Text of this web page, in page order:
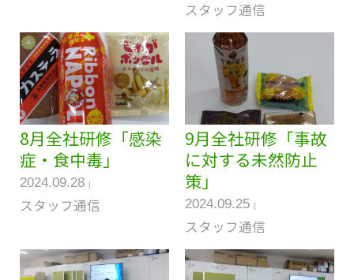
スタッフ通信
8月全社研修「感染
症・食中毒」
2024.09.28
スタッフ通信
9月全社研修「事故
に対する未然防止
策」
2024.09.25
スタッフ通信